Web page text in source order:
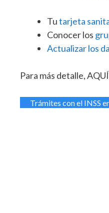
Tutarjeta
Conocer los
Actualizar los
Para más detalle,
Trámites con el INSS